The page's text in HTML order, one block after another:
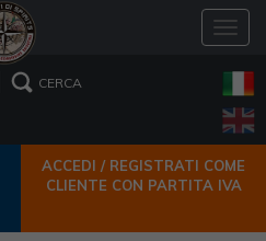
CERCA
ACCEDI / REGISTRATI COME
CLIENTE CON PARTITA IVA